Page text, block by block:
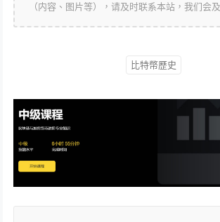
（内容、图片等），请及时联系本站，我们会
比特幣歷史